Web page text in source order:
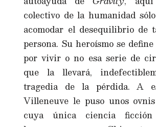
colectivo de la humanidad
acomodar el desequilibrio de
persona. Su heroísmo se
por vivir o no esa serie de
que la llevará,
tragedia de la pérdida. A
Villeneuve le puso unos
cuya única ciencia